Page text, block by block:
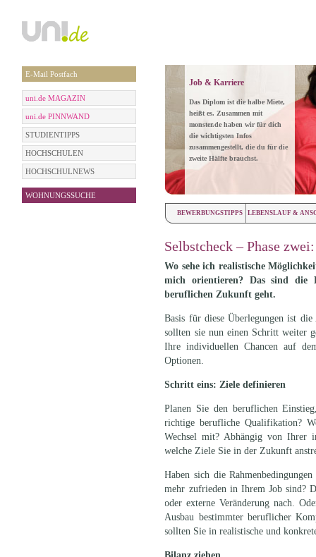
E-Mail Postfach
uni.de MAGAZIN
uni.de PINNWAND
STUDIENTIPPS
HOCHSCHULEN
HOCHSCHULNEWS
WOHNUNGSSUCHE
Job & Karriere
Das Diplom ist die halbe Miete,
heißt es. Zusammen mit
monster.de haben wir für dich
die wichtigsten Infos
zusammengestellt, die du für die
zweite Hälfte brauchst.
BEWERBUNGSTIPPS LEBENSLAUF &
Selbstcheck – Phase
Wo sehe ich realistische
mich orientieren? Das sind die
beruflichen Zukunft geht.
Basis für diese Überlegungen ist
sollten sie nun einen Schritt weiter
Ihre individuellen Chancen auf
Optionen.
Schritt eins: Ziele definieren
Planen Sie den beruflichen
richtige berufliche Qualifikation?
Wechsel mit? Abhängig von Ihrer
welche Ziele Sie in der Zukunft
Haben sich die
mehr zufrieden in Ihrem Job sind?
oder externe Veränderung nach.
Ausbau bestimmter beruflicher
sollten Sie in realistische und